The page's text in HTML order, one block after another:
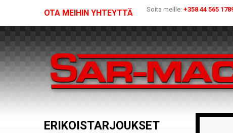
OTA MEIHIN YHTEYTTÄ Soita meille: +358 44 565
ERIKOISTARJOUKSET